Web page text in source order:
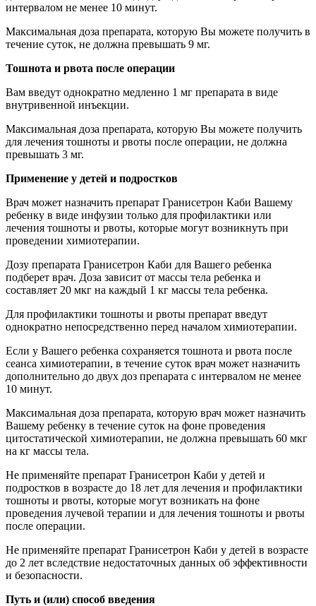
интервалом не менее 10 минут.
Максимальная доза препарата, которую Вы можете получить в
течение суток, не должна превышать 9 мг.
Тошнота и рвота после операции
Вам введут однократно медленно 1 мг препарата в виде
внутривенной инъекции.
Максимальная доза препарата, которую Вы можете получить
для лечения тошноты и рвоты после операции, не должна
превышать 3 мг.
Применение у детей и подростков
Врач может назначить препарат Гранисетрон Каби Вашему
ребенку в виде инфузии только для профилактики или
лечения тошноты и рвоты, которые могут возникнуть при
проведении химиотерапии.
Дозу препарата Гранисетрон Каби для Вашего ребенка
подберет врач. Доза зависит от массы тела ребенка и
составляет 20 мкг на каждый 1 кг массы тела ребенка.
Для профилактики тошноты и рвоты препарат введут
однократно непосредственно перед началом химиотерапии.
Если у Вашего ребенка сохраняется тошнота и рвота после
сеанса химиотерапии, в течение суток врач может назначить
дополнительно до двух доз препарата с интервалом не менее
10 минут.
Максимальная доза препарата, которую врач может назначить
Вашему ребенку в течение суток на фоне проведения
цитостатической химиотерапии, не должна превышать 60 мкг
на кг массы тела.
Не применяйте препарат Гранисетрон Каби у детей и
подростков в возрасте до 18 лет для лечения и профилактики
тошноты и рвоты, которые могут возникать на фоне
проведения лучевой терапии и для лечения тошноты и рвоты
после операции.
Не применяйте препарат Гранисетрон Каби у детей в возрасте
до 2 лет вследствие недостаточных данных об эффективности
и безопасности.
Путь и (или) способ введения